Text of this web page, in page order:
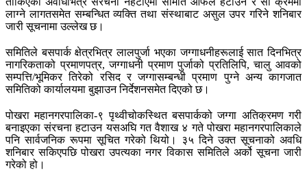
लाग्ने लागतसमेत सम्बन्धित व्यक्ति तथा संस्थाबाट असुल उपर गरिने शनिबार
जारी सूचनामा उल्लेख छ।
समितिले बसपार्क क्षेत्रभित्र लालपुर्जा भएका जग्गाधनीहरूलाई सात दिनभित्र
नागरिकताको प्रमाणपत्र, जग्गाधनी प्रमाण पुर्जाको प्रतिलिपि, चालु आवको
सम्पत्ति/भूमिकर तिरेको रसिद र जग्गासम्बन्धी प्रमाण पुग्ने अन्य कागजात
समितिको कार्यालयमा बुझाउन निर्देशनसमेत दिएको छ।
पोखरा महानगरपालिका-९ पृथ्वीचोकस्थित बसपार्कको जग्गा अतिक्रमण गरी
बनाइएका संरचना हटाउन यसअघि गत वैशाख ४ गते पोखरा महानगरपालिकाले
पनि सार्वजनिक रूपमा सूचित गरेको थियो। ३५ दिने उक्त सूचनाको अवधि
शनिबार सकिएपछि पोखरा उपत्यका नगर विकास समितिले अर्को सूचना जारी
गरेको हो।